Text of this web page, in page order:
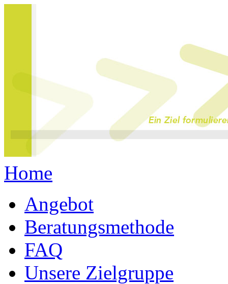
Home
Angebot
Beratungsmethode
FAQ
Unsere Zielgruppe